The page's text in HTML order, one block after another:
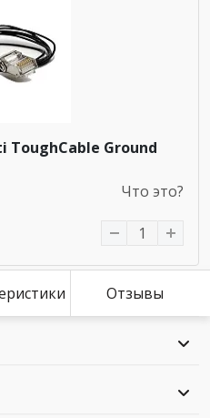
ToughCable Ground
Что это?
Отзывы